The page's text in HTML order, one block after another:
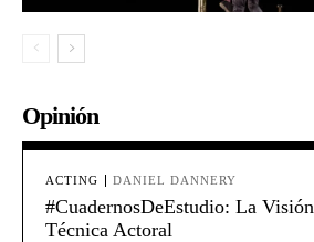
Opinión
ACTING DANIEL DANNERY
#CuadernosDeEstudio: La
Técnica Actoral